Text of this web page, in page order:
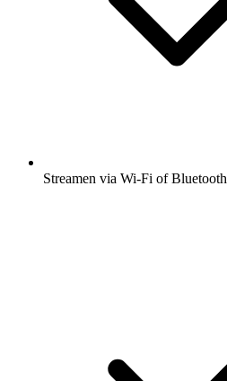
Streamen via Wi-Fi of Bluetooth